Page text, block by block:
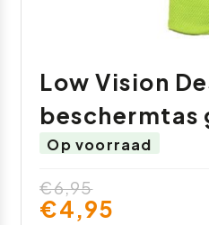
Low Vision
beschermtas
Op voorraad
€6,95
€4,95